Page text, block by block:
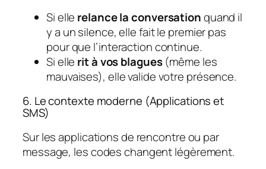
Si elle relance la conversationquand il
y a un silence, elle fait le premier pas
pour que l’interaction continue.
Si elle rit à vos blagues(même les
mauvaises), elle valide votre présence.
6. Le contexte moderne (Applications et
SMS)
Sur les applications de rencontre ou par
message, les codes changent légèrement.